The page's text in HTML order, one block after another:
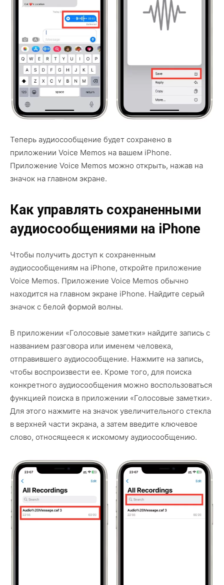
Теперь аудиосообщение будет сохранено в
приложении Voice Memos на вашем iPhone.
Приложение Voice Memos можно открыть, нажав на
значок на главном экране.
Как управлять сохраненными
аудиосообщениями на iPhone
Чтобы получить доступ к сохраненным
аудиосообщениям на iPhone, откройте приложение
Voice Memos. Приложение Voice Memos обычно
находится на главном экране iPhone. Найдите серый
значок с белой формой волны.
В приложении «Голосовые заметки» найдите запись с
названием разговора или именем человека,
отправившего аудиосообщение. Нажмите на запись,
чтобы воспроизвести ее. Кроме того, для поиска
конкретного аудиосообщения можно воспользоваться
функцией поиска в приложении «Голосовые заметки».
Для этого нажмите на значок увеличительного стекла
в верхней части экрана, а затем введите ключевое
слово, относящееся к искомому аудиосообщению.